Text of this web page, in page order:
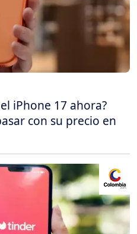
iPhone 17 ahora?
con su precio en